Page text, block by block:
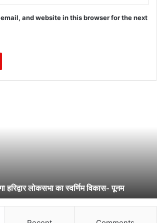
and website in this browser for the next
हरिद्वार लोकसभा का स्वर्णिम विकास- पूनम